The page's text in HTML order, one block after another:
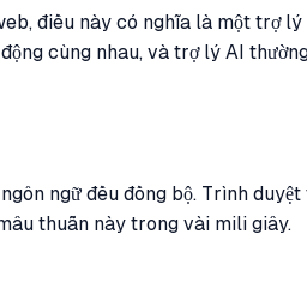
điều này có nghĩa là một trợ
cùng nhau, và trợ lý AI
ngữ đều đồng bộ. Trình
thuẫn này trong vài mili giây.